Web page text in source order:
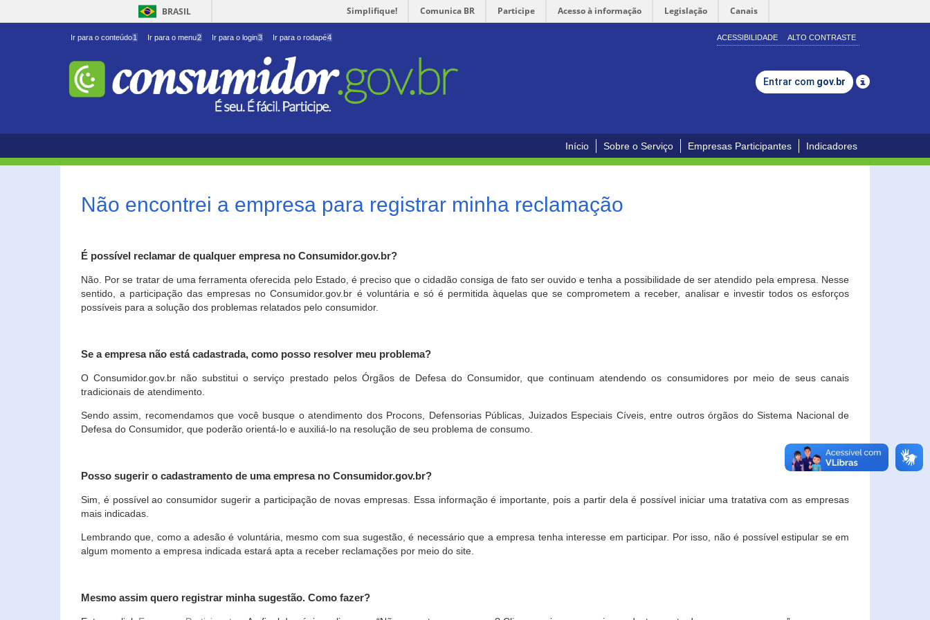
BRASIL Simplifique! Comunica BR Participe Acesso à informação Legislação Canais
Ir para o conteúdo1 Ir para o menu2 Ir para o login3 Ir para o rodapé4 ACESSIBILIDADE ALTO CONTRASTE
Entrar com gov.br
Início Sobre o Serviço Empresas Participantes Indicadores
Não encontrei a empresa para registrar minha reclamação
É possível reclamar de qualquer empresa no Consumidor.gov.br?
Não. Por se tratar de uma ferramenta oferecida pelo Estado, é preciso que o cidadão consiga de fato ser ouvido e tenha a possibilidade de ser atendido pela empresa. Nesse
sentido, a participação das empresas no Consumidor.gov.br é voluntária e só é permitida àquelas que se comprometem a receber, analisar e investir todos os esforços
possíveis para a solução dos problemas relatados pelo consumidor.
Se a empresa não está cadastrada, como posso resolver meu problema?
O Consumidor.gov.br não substitui o serviço prestado pelos Órgãos de Defesa do Consumidor, que continuam atendendo os consumidores por meio de seus canais
tradicionais de atendimento.
Sendo assim, recomendamos que você busque o atendimento dos Procons, Defensorias Públicas, Juizados Especiais Cíveis, entre outros órgãos do Sistema Nacional de
Defesa do Consumidor, que poderão orientá-lo e auxiliá-lo na resolução de seu problema de consumo.
Posso sugerir o cadastramento de uma empresa no Consumidor.gov.br?
Sim, é possível ao consumidor sugerir a participação de novas empresas. Essa informação é importante, pois a partir dela é possível iniciar uma tratativa com as empresas
mais indicadas.
Lembrando que, como a adesão é voluntária, mesmo com sua sugestão, é necessário que a empresa tenha interesse em participar. Por isso, não é possível estipular se em
algum momento a empresa indicada estará apta a receber reclamações por meio do site.
Mesmo assim quero registrar minha sugestão. Como fazer?